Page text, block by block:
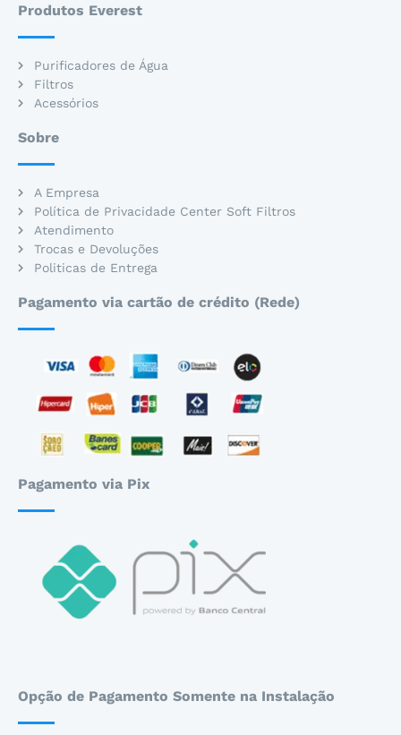
Produtos Everest
Purificadores de Água
Filtros
Acessórios
Sobre
A Empresa
Política de Privacidade Center Soft Filtros
Atendimento
Trocas e Devoluções
Politicas de Entrega
Pagamento via cartão de crédito (Rede)
Pagamento via Pix
Opção de Pagamento Somente na Instalação